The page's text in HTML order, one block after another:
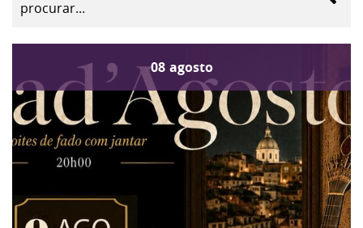
08 agosto